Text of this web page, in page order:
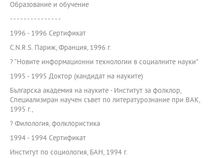
Образование и обучение
- - - - - - - - - - - - - - -
1996 - 1996 Сертификат
C.N.R.S. Париж, Франция, 1996 г.
? “Новите информационни технологии в социалните науки”
1995 - 1995 Доктор (кандидат на науките)
Българска академия на науките - Институт за фолклор,
Специализиран научен съвет по литературознание при ВАК,
1995 г.,
? Филология, фолклористика
1994 - 1994 Сертификат
Институт по социология, БАН, 1994 г.